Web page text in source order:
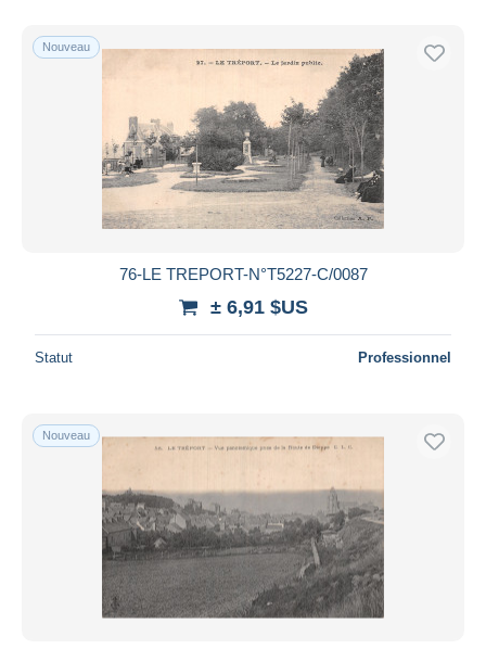
Nouveau
76-LE TREPORT-N°T5227-C/0087
± 6,91 $US
Statut Professionnel
Nouveau